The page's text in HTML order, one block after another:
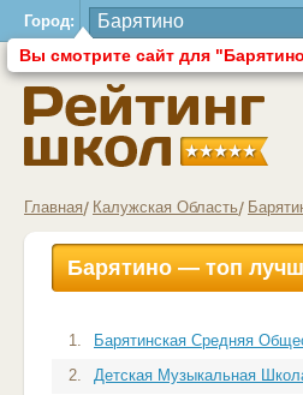
Город:
Вы смотрите сайт для
Главная Калужская Область
Барятино — топ
1.
Барятинская Средняя
2.
Детская Музыкальная